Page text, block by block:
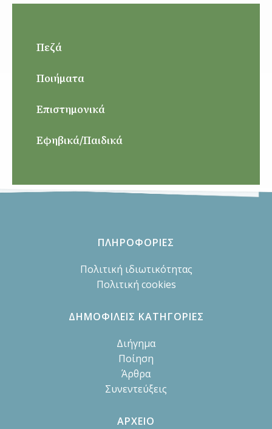
Πεζά
Ποιήματα
Επιστημονικά
Εφηβικά/Παιδικά
ΠΛΗΡΟΦΟΡΙΕΣ
Πολιτική ιδιωτικότητας
Πολιτική cookies
ΔΗΜΟΦΙΛΕΙΣ ΚΑΤΗΓΟΡΙΕΣ
Διήγημα
Ποίηση
Άρθρα
Συνεντεύξεις
ΑΡΧΕΙΟ